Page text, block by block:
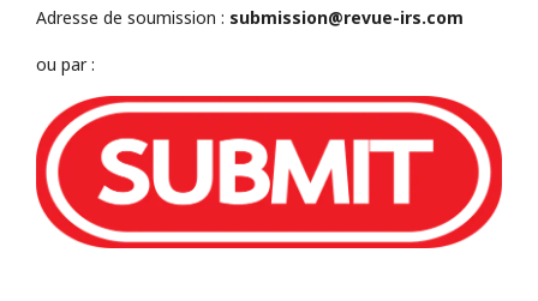
Adresse de soumission : submission@revue-irs.com
ou par :